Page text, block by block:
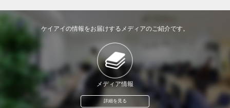
ケイアイの情報をお届けするメディアのご紹介です。
メディア情報
詳細を見る